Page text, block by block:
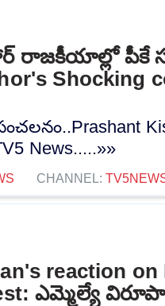
రాజకీయాల్లో పీకే
Shocking
News.....»»
CHANNEL:
reaction
ఎమ్మెల్యే